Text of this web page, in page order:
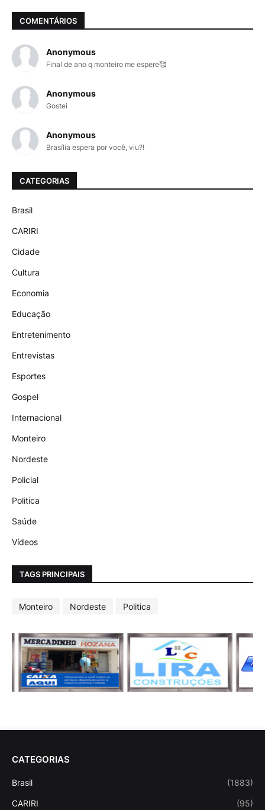
COMENTÁRIOS
Anonymous
Final de ano q monteiro me espere🥰
Anonymous
Gostei
Anonymous
Brasília espera por você, viu?!
CATEGORIAS
Brasil
CARIRI
Cidade
Cultura
Economia
Educação
Entretenimento
Entrevistas
Esportes
Gospel
Internacional
Monteiro
Nordeste
Policial
Politica
Saúde
Vídeos
TAGS PRINCIPAIS
Monteiro Nordeste Politica
CATEGORIAS
Brasil (1883)
CARIRI (95)